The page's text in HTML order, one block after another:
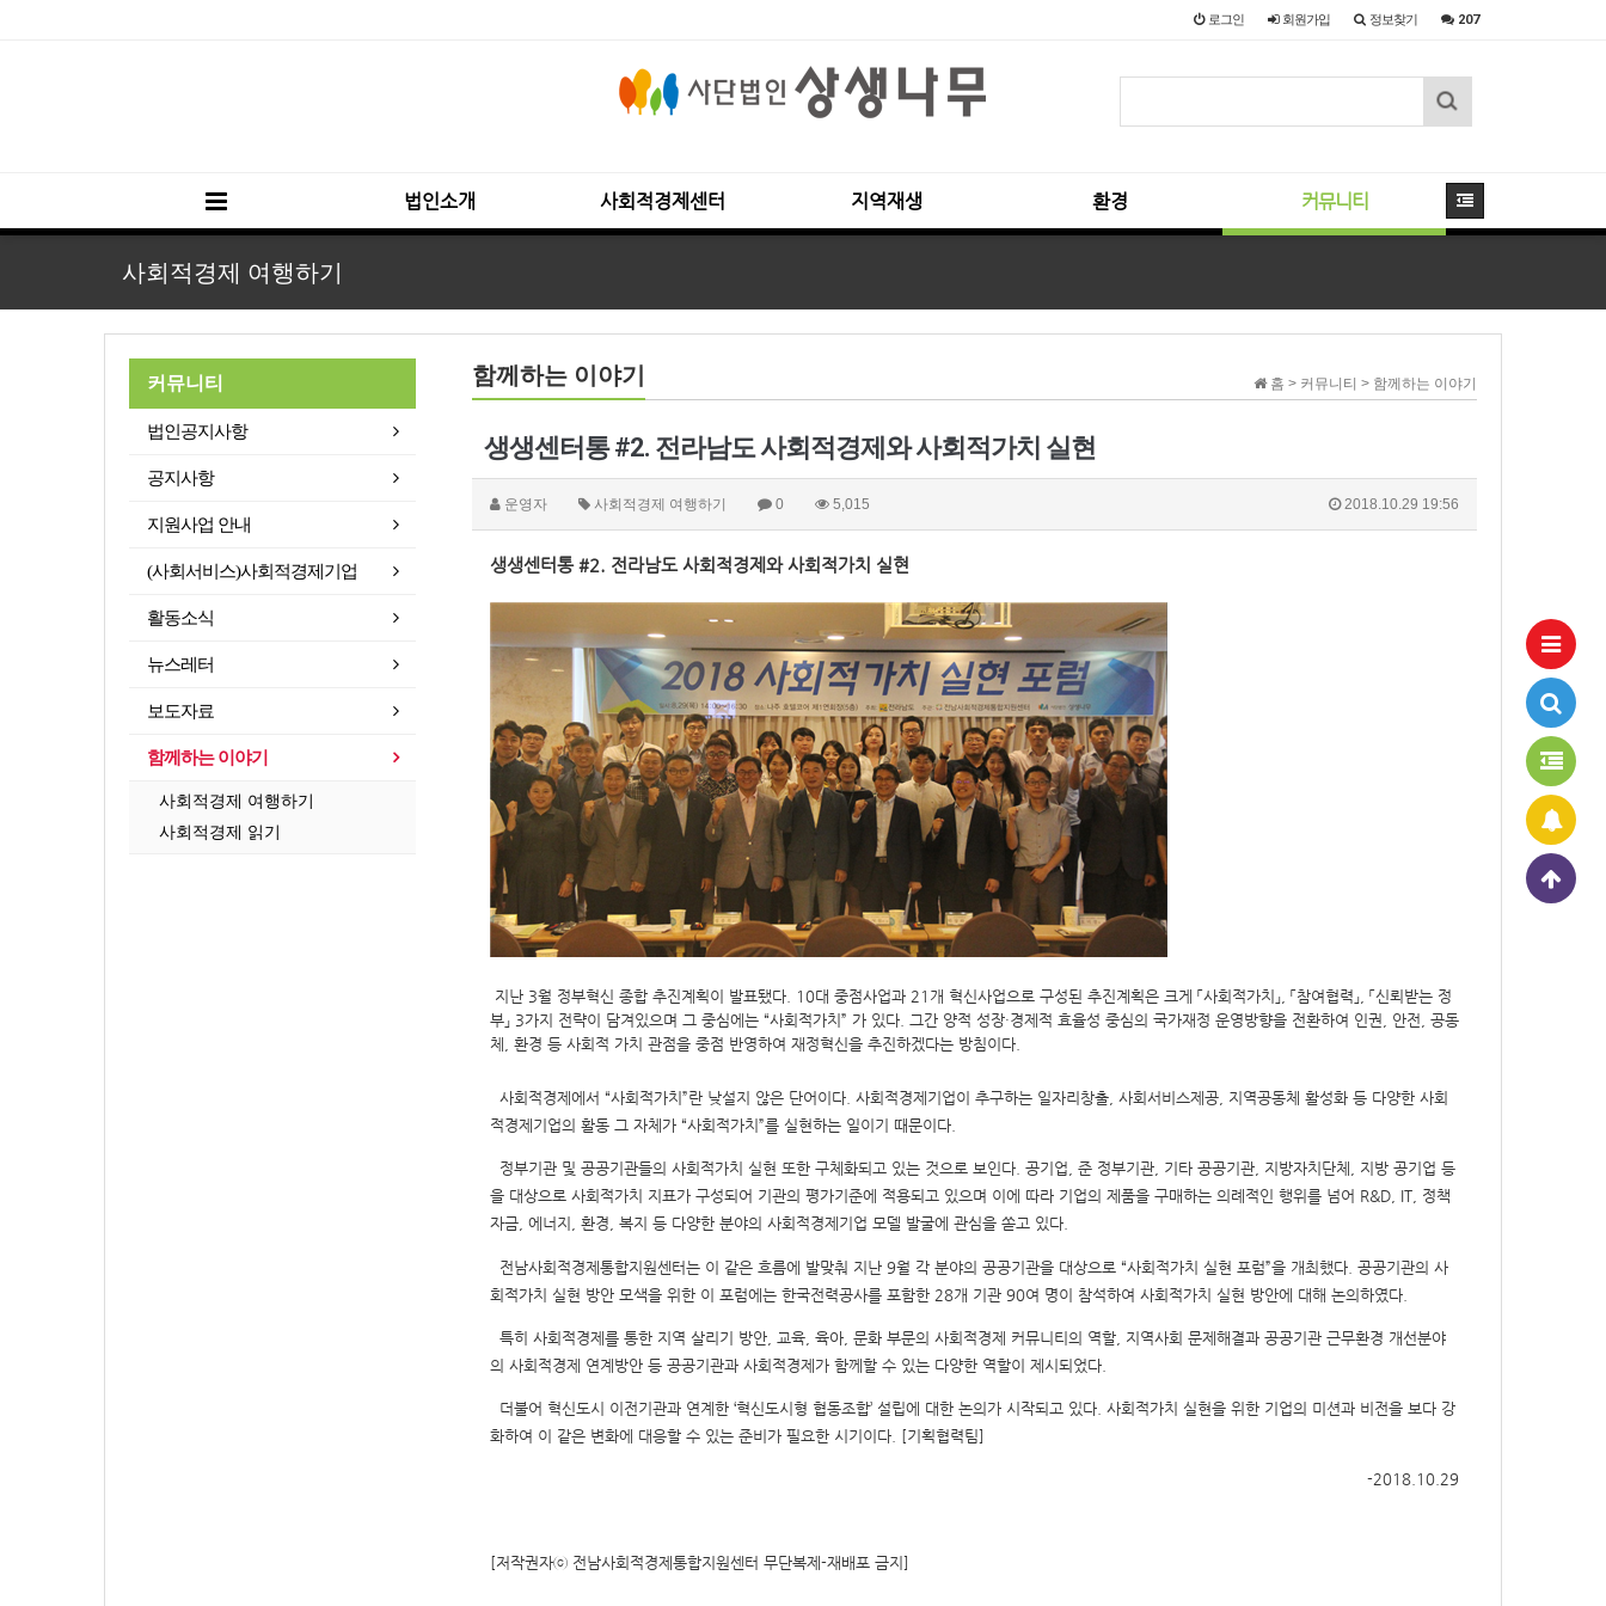
로그인 회원가입 정보찾기 207
법인소개 사회적경제센터 지역재생 환경 커뮤니티
사회적경제 여행하기
홈 > 커뮤니티 > 함께하는 이야기
함께하는 이야기
생생센터통 #2. 전라남도 사회적경제와 사회적가치 실현
운영자 사회적경제 여행하기 0 5,015 2018.10.29 19:56
생생센터통 #2. 전라남도 사회적경제와 사회적가치 실현
지난 3월 정부혁신 종합 추진계획이 발표됐다 . 10대 중점사업과 21 개 혁신사업으로 구성된 추진계획은 크게 「사회적가치 」 「참여협력 」 「신뢰받는 정
부 」 3가지 전략이 담겨있으며 그 중심에는 “사회적가치 ” 가 있다 그간 양적 성장·경제적 효율성 중심의 국가재정 운영방향을 전환하여 인권 안전 공동
체
환경 등 사회적 가치 관점을 중점 반영하여 재정혁신을 추진하겠다는 방침이다
사회적경제에서 “사회적가치 ”란 낮설지 않은 단어이다 사회적경제기업이 추구하는 일자리창출 사회서비스제공 지역공동체 활성화 등 다양한 사회
적경제기업의 활동 그 자체가 “사회적가치 ”를 실현하는 일이기 때문이다
정부기관 및 공공기관들의 사회적가치 실현 또한 구체화되고 있는 것으로 보인다 공기업 준 정부기관 기타 공공기관 지방자치단체
지방 공기업 등
을 대상으로 사회적가치 지표가 구성되어 기관의 평가기준에 적용되고 있으며 이에 따라 기업의 제품을 구매하는 의례적인 행위를 넘어 R&D, IT, 정책
자금 에너지 환경 복지 등 다양한 분야의 사회적경제기업 모델 발굴에 관심을 쏟고 있다
전남사회적경제통합지원센터는 이 같은 흐름에 발맞춰 지난 9월 각 분야의 공공기관을 대상으로 “사회적가치 실현 포럼”을 개최했다 공공기관의 사
회적가치 실현 방안 모색을 위한 이 포럼에는 한국전력공사를 포함한 28개 기관 90여 명이 참석하여 사회적가치 실현 방안에 대해 논의하였다
특히 사회적경제를 통한 지역 살리기 방안 교육 육아 문화 부문의 사회적경제 커뮤니티의 역할 지역사회 문제해결과 공공기관 근무환경 개선분야
의 사회적경제 연계방안 등 공공기관과 사회적경제가 함께할 수 있는 다양한 역할이 제시되었다
더불어 혁신도시 이전기관과 연계한 ‘혁신도시형 협동조합’ 설립에 대한 논의가 시작되고 있다 사회적가치 실현을 위한 기업의 미션과 비전을 보다 강
화하여 이 같은 변화에 대응할 수 있는 준비가 필요한 시기이다
[기획협력팀]
-2018.10.29
[저작권자ⓒ 전남사회적경제통합지원센터 무단복제-재배포 금지]
커뮤니티
법인공지사항
공지사항
지원사업 안내
(사회서비스)사회적경제기업
활동소식
뉴스레터
보도자료
함께하는 이야기
사회적경제 여행하기
사회적경제 읽기